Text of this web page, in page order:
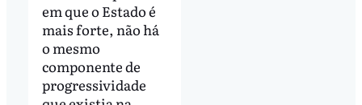
em que o Estado é
mais forte, não há
o mesmo
componente de
progressividade